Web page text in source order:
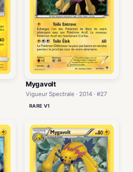
Mygavolt
Vigueur Spectrale · 2014 · #27
RARE V1